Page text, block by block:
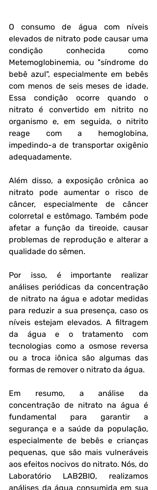
O consumo de água com níveis
elevados de nitrato pode causar uma
condição conhecida como
Metemoglobinemia, ou "síndrome do
bebê azul", especialmente em bebês
com menos de seis meses de idade.
Essa condição ocorre quando o
nitrato é convertido em nitrito no
organismo e, em seguida, o nitrito
reage com a hemoglobina,
impedindo-a de transportar oxigênio
adequadamente.
Além disso, a exposição crônica ao
nitrato pode aumentar o risco de
câncer, especialmente de câncer
colorretal e estômago. Também pode
afetar a função da tireoide, causar
problemas de reprodução e alterar a
qualidade do sêmen.
Por isso, é importante realizar
análises periódicas da concentração
de nitrato na água e adotar medidas
para reduzir a sua presença, caso os
níveis estejam elevados. A filtragem
da água e o tratamento com
tecnologias como a osmose reversa
ou a troca iônica são algumas das
formas de remover o nitrato da água.
Em resumo, a análise da
concentração de nitrato na água é
fundamental para garantir a
segurança e a saúde da população,
especialmente de bebês e crianças
pequenas, que são mais vulneráveis
aos efeitos nocivos do nitrato. Nós, do
Laboratório LAB2BIO, realizamos
análises da água consumida em sua